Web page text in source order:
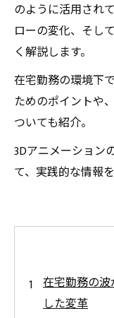
のように活用され
ローの変化、そし
く解説します。
在宅勤務の環境下
ためのポイントや
ついても紹介。
3Dアニメーション
て、実践的な情報
在宅勤務の
した変革